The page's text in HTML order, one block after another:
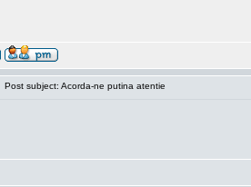
Post subject: Acorda-ne putina atentie